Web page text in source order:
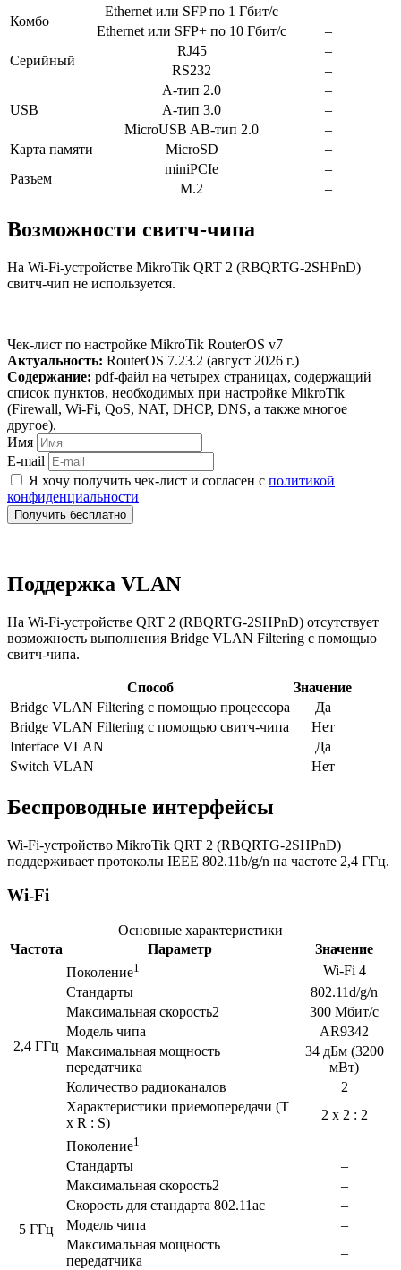
Комбо
Ethernet или SFP по 1 Гбит/с
–
Ethernet или SFP+ по 10 Гбит/с
–
Серийный
RJ45
–
RS232
–
USB
A-тип 2.0
–
A-тип 3.0
–
MicroUSB AB-тип 2.0
–
Карта памяти
MicroSD
–
Разъем
miniPCIe
–
M.2
–
Возможности свитч-чипа
На Wi-Fi-устройстве MikroTik QRT 2 (RBQRTG-2SHPnD)
свитч-чип не используется.
Чек‑лист по настройке MikroTik RouterOS v7
Актуальность: RouterOS 7.23.2 (август 2026 г.)
Содержание: pdf-файл на четырех страницах, содержащий
список пунктов, необходимых при настройке MikroTik
(Firewall, Wi‑Fi, QoS, NAT, DHCP, DNS, а также многое
другое).
Имя
E-mail
Я хочу получить чек‑лист и согласен с политикой
конфиденциальности
Получить бесплатно
Поддержка VLAN
На Wi-Fi-устройстве QRT 2 (RBQRTG-2SHPnD) отсутствует
возможность выполнения Bridge VLAN Filtering с помощью
свитч-чипа.
Способ
Значение
Bridge VLAN Filtering с помощью процессора
Да
Bridge VLAN Filtering с помощью свитч-чипа
Нет
Interface VLAN
Да
Switch VLAN
Нет
Беспроводные интерфейсы
Wi-Fi-устройство MikroTik QRT 2 (RBQRTG-2SHPnD)
поддерживает протоколы IEEE 802.11b/g/n на частоте 2,4 ГГц.
Wi-Fi
Основные характеристики
Частота
Параметр Значение
2,4 ГГц
Поколение1
Wi-Fi 4
Стандарты
802.11d/g/n
Максимальная скорость2
300 Мбит/с
Модель чипа
AR9342
Максимальная мощность
передатчика
34 дБм (3200
мВт)
Количество радиоканалов
2
Характеристики приемопередачи (T
x R : S)
2 x 2 : 2
5 ГГц
Поколение1
–
Стандарты
–
Максимальная скорость2
–
Скорость для стандарта 802.11ac
–
Модель чипа
–
Максимальная мощность
передатчика
–